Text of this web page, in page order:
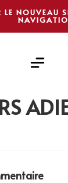
LE NOUVEAU